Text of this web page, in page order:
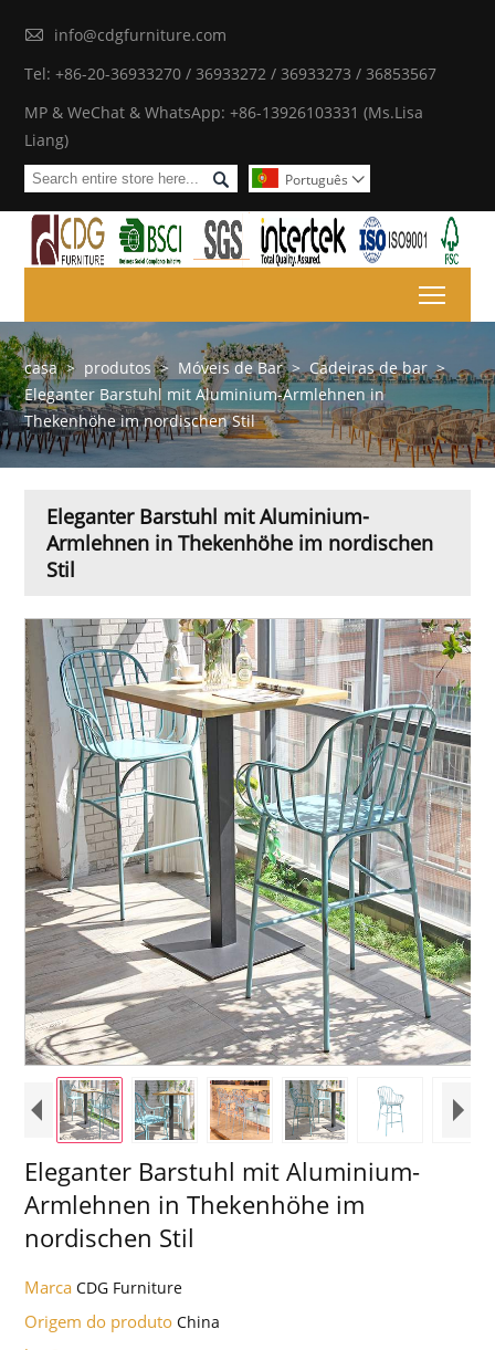

info@cdgfurniture.com
Tel: +86-20-36933270 / 36933272 / 36933273 / 36853567
MP & WeChat & WhatsApp: +86-13926103331 (Ms.Lisa
Liang)
 Português 
casa > produtos > Móveis de Bar > Cadeiras de bar >
Eleganter Barstuhl mit Aluminium-Armlehnen in
Thekenhöhe im nordischen Stil
Eleganter Barstuhl mit Aluminium-
Armlehnen in Thekenhöhe im nordischen
Stil
Eleganter Barstuhl mit Aluminium-
Armlehnen in Thekenhöhe im
nordischen Stil
MarcaCDG Furniture
Origem do produtoChina